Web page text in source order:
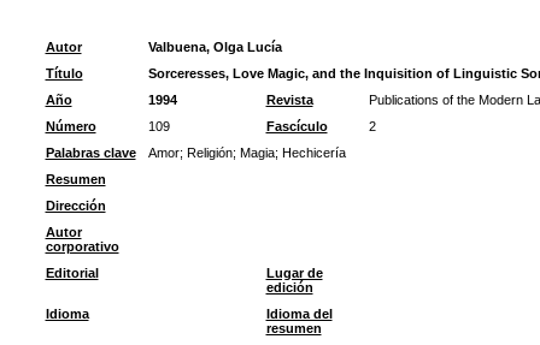
Autor
Valbuena, Olga Lucía
Título
Sorceresses, Love Magic, and the Inquisition of Linguistic
Año
1994 Revista
Publications of the Modern
Número
109 Fascículo
2
Palabras clave
Amor; Religión; Magia; Hechicería
Resumen
Dirección
Autor
corporativo
Editorial
Lugar de
edición
Idioma
Idioma del
resumen